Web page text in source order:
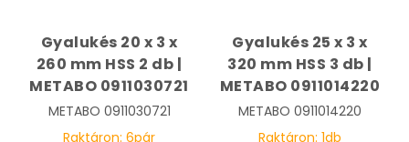
Gyalukés 20 x 3 x
260 mm HSS 2 db |
METABO 0911030721
METABO 0911030721
Raktáron: 6pár
Gyalukés 25 x 3 x
320 mm HSS 3 db |
METABO 0911014220
METABO 0911014220
Raktáron: 1db